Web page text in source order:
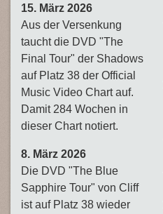
15. März 2026
Aus der Versenkung
taucht die DVD "The
Final Tour" der Shadows
auf Platz 38 der Official
Music Video Chart auf.
Damit 284 Wochen in
dieser Chart notiert.
8. März 2026
Die DVD "The Blue
Sapphire Tour" von Cliff
ist auf Platz 38 wieder